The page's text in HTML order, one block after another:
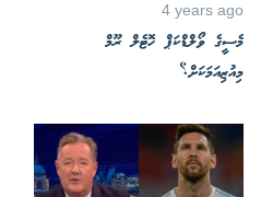
4 years ago
މެސީގެ ވޯލްޑްކަޕް ހޮޓެލް ރޫމް
މިއުޒިއަމަކަށް؟